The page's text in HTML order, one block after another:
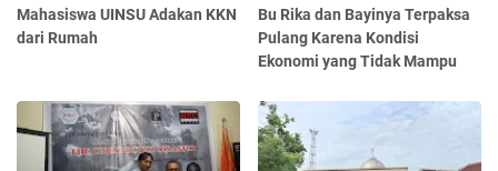
Mahasiswa UINSU Adakan KKN
dari Rumah
Bu Rika dan Bayinya Terpaksa
Pulang Karena Kondisi
Ekonomi yang Tidak Mampu